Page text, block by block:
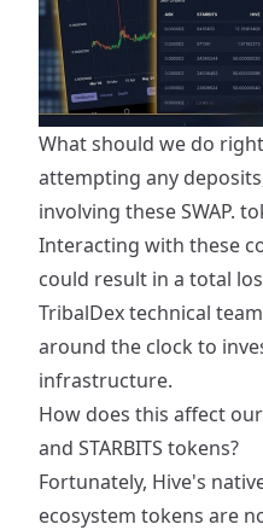
​What should we do
attempting any
involving these SWAP.
Interacting with these
could result in a total
TribalDex technical
around the clock to
infrastructure.
​How does this affect
and STARBITS tokens?
Fortunately, Hive's
ecosystem tokens are